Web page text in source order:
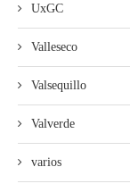
UxGC
Valleseco
Valsequillo
Valverde
varios